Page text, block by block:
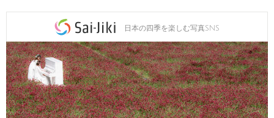
日本の四季を楽しむ写真SNS